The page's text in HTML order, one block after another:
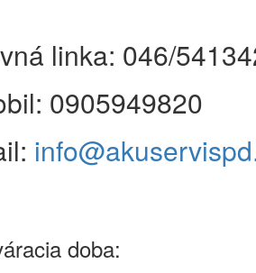
linka: 046/
0905949820
doba: